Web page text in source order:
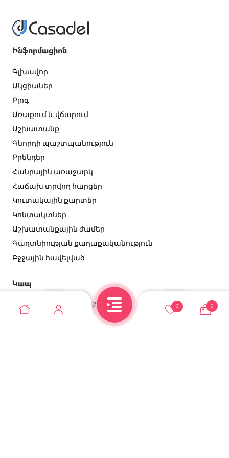
0 0
Ինֆորմացիոն
Գլխավոր
Ակցիաներ
Բլոգ
Առաքում և վճարում
Աշխատանք
Գնորդի պաշտպանություն
Բրենդեր
Հանրային առաջարկ
Հաճախ տրվող հարցեր
Կուտակային քարտեր
Կոնտակտներ
Աշխատանքային ժամեր
Գաղտնիության քաղաքականություն
Բջջային հավելված
Կապ
Անդրանիկի փող, 129/2 շենք